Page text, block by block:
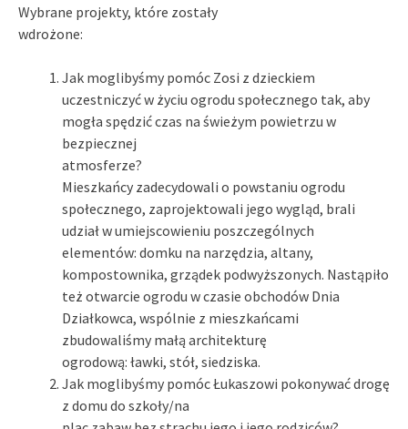
Wybrane projekty, które zostały
wdrożone:
Jak moglibyśmy pomóc Zosi z dzieckiem
uczestniczyć w życiu ogrodu społecznego tak, aby
mogła spędzić czas na świeżym powietrzu w
bezpiecznej
atmosferze?
Mieszkańcy zadecydowali o powstaniu ogrodu
społecznego, zaprojektowali jego wygląd, brali
udział w umiejscowieniu poszczególnych
elementów: domku na narzędzia, altany,
kompostownika, grządek podwyższonych. Nastąpiło
też otwarcie ogrodu w czasie obchodów Dnia
Działkowca, wspólnie z mieszkańcami
zbudowaliśmy małą architekturę
ogrodową: ławki, stół, siedziska.
Jak moglibyśmy pomóc Łukaszowi pokonywać drogę
z domu do szkoły/na